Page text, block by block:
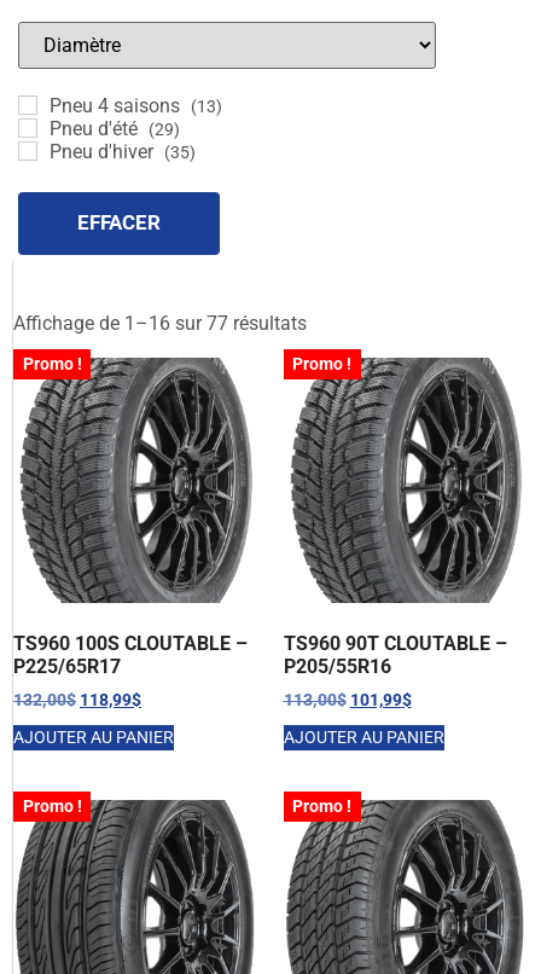
Pneu 4 saisons (13)
Pneu d'été (29)
Pneu d'hiver (35)
EFFACER
Affichage de 1–16 sur 77 résultats
Promo !
TS960 100S CLOUTABLE –
P225/65R17
132,00$ 118,99$
AJOUTER AU PANIER
Promo !
TS960 90T CLOUTABLE –
P205/55R16
113,00$ 101,99$
AJOUTER AU PANIER
Promo ! Promo !